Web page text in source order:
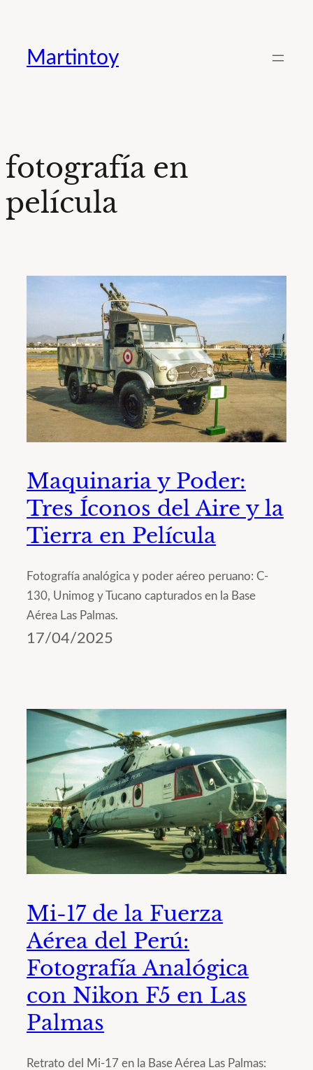
contenido
Martintoy
fotografía en
película
Maquinaria y Poder:
Tres Íconos del Aire y la
Tierra en Película
Fotografía analógica y poder aéreo peruano: C-
130, Unimog y Tucano capturados en la Base
Aérea Las Palmas.
17/04/2025
Mi-17 de la Fuerza
Aérea del Perú:
Fotografía Analógica
con Nikon F5 en Las
Palmas
Retrato del Mi-17 en la Base Aérea Las Palmas: